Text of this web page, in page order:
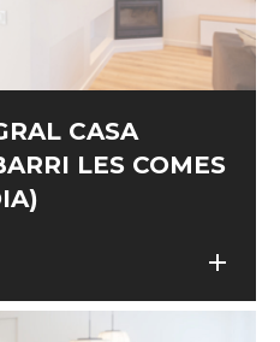
CASA
LES COMES
add
add